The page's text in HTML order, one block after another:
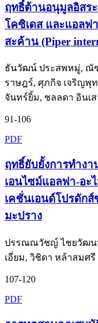
ฤทธิ์ต้านอนุมูลอิสร
โคซิเดส และแอลฟ
สะค้าน (Piper
ธันวัฒน์ ประสพหมู่, ณั
ราษฎร์, ศุภกิจ เจริญพุ
จันทร์ยิ้ม, ชลลดา อินเ
91-106
PDF
ฤทธิ์ยับยั้งการทำง
เอนไซม์แอลฟา-อะ
เคชั่นเอนด์โปรดักส์
มะปราง
ปรรณณวัชญ์ ไชยวัฒน
เอี่ยม, วิชิดา หล้าสมศรี
107-120
PDF